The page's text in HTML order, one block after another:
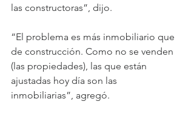
las constructoras”, dijo.
“El problema es más inmobiliario que
de construcción. Como no se venden
(las propiedades), las que están
ajustadas hoy día son las
inmobiliarias”, agregó.